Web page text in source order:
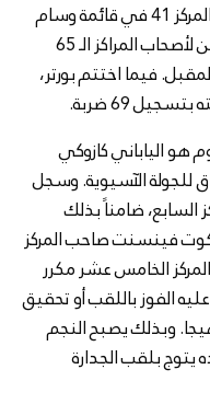
أسبوعاً مميزاً قفز به من المركز 75 إلى المركز 41 في قائمة وسام
الاستحقاق للجولة الآسيوية، التي تضمن لأصحاب المراكز الـ 65
فيما اختتم بورتر،
69 ضربة.
هو الياباني كازوكي
الآسيوية. وسجل
السابع، ضامناً بذلك
فينسنت صاحب المركز
الخامس عشر مكرر
عليه الفوز باللقب أو تحقيق
هيجا. وبذلك يصبح النجم
يتوج بلقب الجدارة